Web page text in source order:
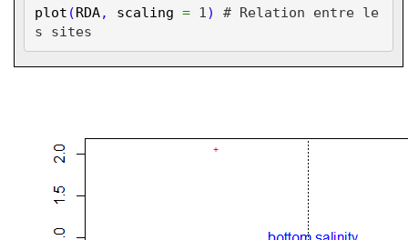
plot (RDA, scaling = 1 )
# Relation entre le
s sites